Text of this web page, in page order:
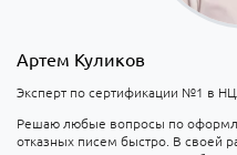
Артем Куликов
Эксперт по сертификации №1 в
Решаю любые вопросы по
отказных писем быстро. В своей